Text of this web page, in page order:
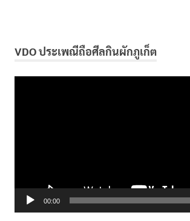
VDO ประเพณีถือศีลกินผักภูเก็ต
00:00